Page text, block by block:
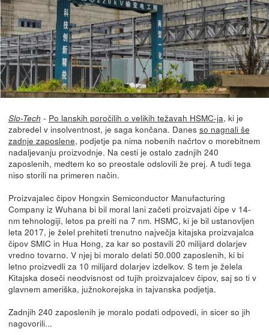
Slo-Tech - Po lanskih poročilih o velikih težavah HSMC-ja, ki je
zabredel v insolventnost, je saga končana. Danes so nagnali še
zadnje zaposlene, podjetje pa nima nobenih načrtov o morebitnem
nadaljevanju proizvodnje. Na cesti je ostalo zadnjih 240
zaposlenih, medtem ko so preostale odslovili že prej. A tudi tega
niso storili na primeren način.
Proizvajalec čipov Hongxin Semiconductor Manufacturing
Company iz Wuhana bi bil moral lani začeti proizvajati čipe v 14-
nm tehnologiji, letos pa preiti na 7 nm. HSMC, ki je bil ustanovljen
leta 2017, je želel prehiteti trenutno največja kitajska proizvajalca
čipov SMIC in Hua Hong, za kar so postavili 20 milijard dolarjev
vredno tovarno. V njej bi moralo delati 50.000 zaposlenih, ki bi
letno proizvedli za 10 milijard dolarjev izdelkov. S tem je želela
Kitajska doseči neodvisnost od tujih proizvajalcev čipov, saj so ti v
glavnem ameriška, južnokorejska in tajvanska podjetja.
Zadnjih 240 zaposlenih je moralo podati odpovedi, in sicer so jih
nagovorili...